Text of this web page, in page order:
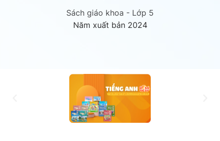
Sách giáo khoa - Lớp 5
Năm xuất bản 2024